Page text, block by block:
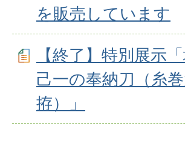
を販売しています
【終了】特別展示
己一の奉納刀（糸
拵）」